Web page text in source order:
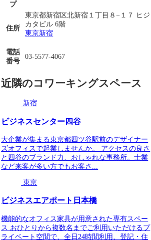
プ
住所
東京都新宿区北新宿１丁目８−１７ ヒジ
カタビル 6階
東京新宿
電話
番号
03-5577-4067
近隣のコワーキングスペース
新宿
ビジネスセンター四谷
大企業が集まる東京都四ツ谷駅前のデザイナー
ズオフィスで起業しませんか。 アクセスの良さ
と四谷のブランド力、おしゃれな事務所。士業
など来客が多い方でもお客さ...
東京
ビジネスエアポート日本橋
機能的なオフィス家具が用意された専有スペー
ス おひとりから複数名までご利用いただけるプ
ライベート空間で、全日24時間利用、登記・住